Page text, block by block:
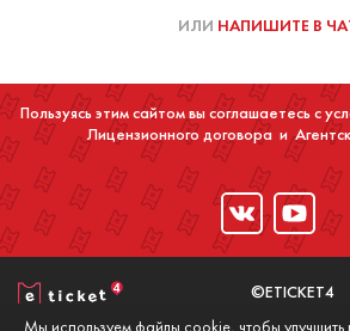
ИЛИ НАПИШИТЕ В
Пользуясь этим сайтом вы соглашаетесь с
Лицензионного договора и
©ETICKET4
Мы используем файлы cookie, чтобы улучшить